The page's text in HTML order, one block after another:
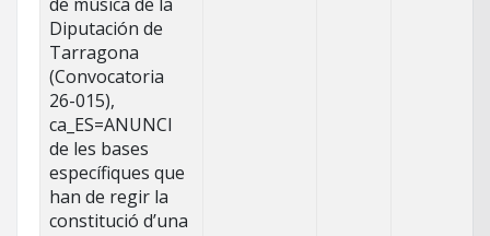
Diputación de
Tarragona
(Convocatoria
26-015),
ca_ES=ANUNCI
de les bases
específiques que
han de regir la
constitució d’una